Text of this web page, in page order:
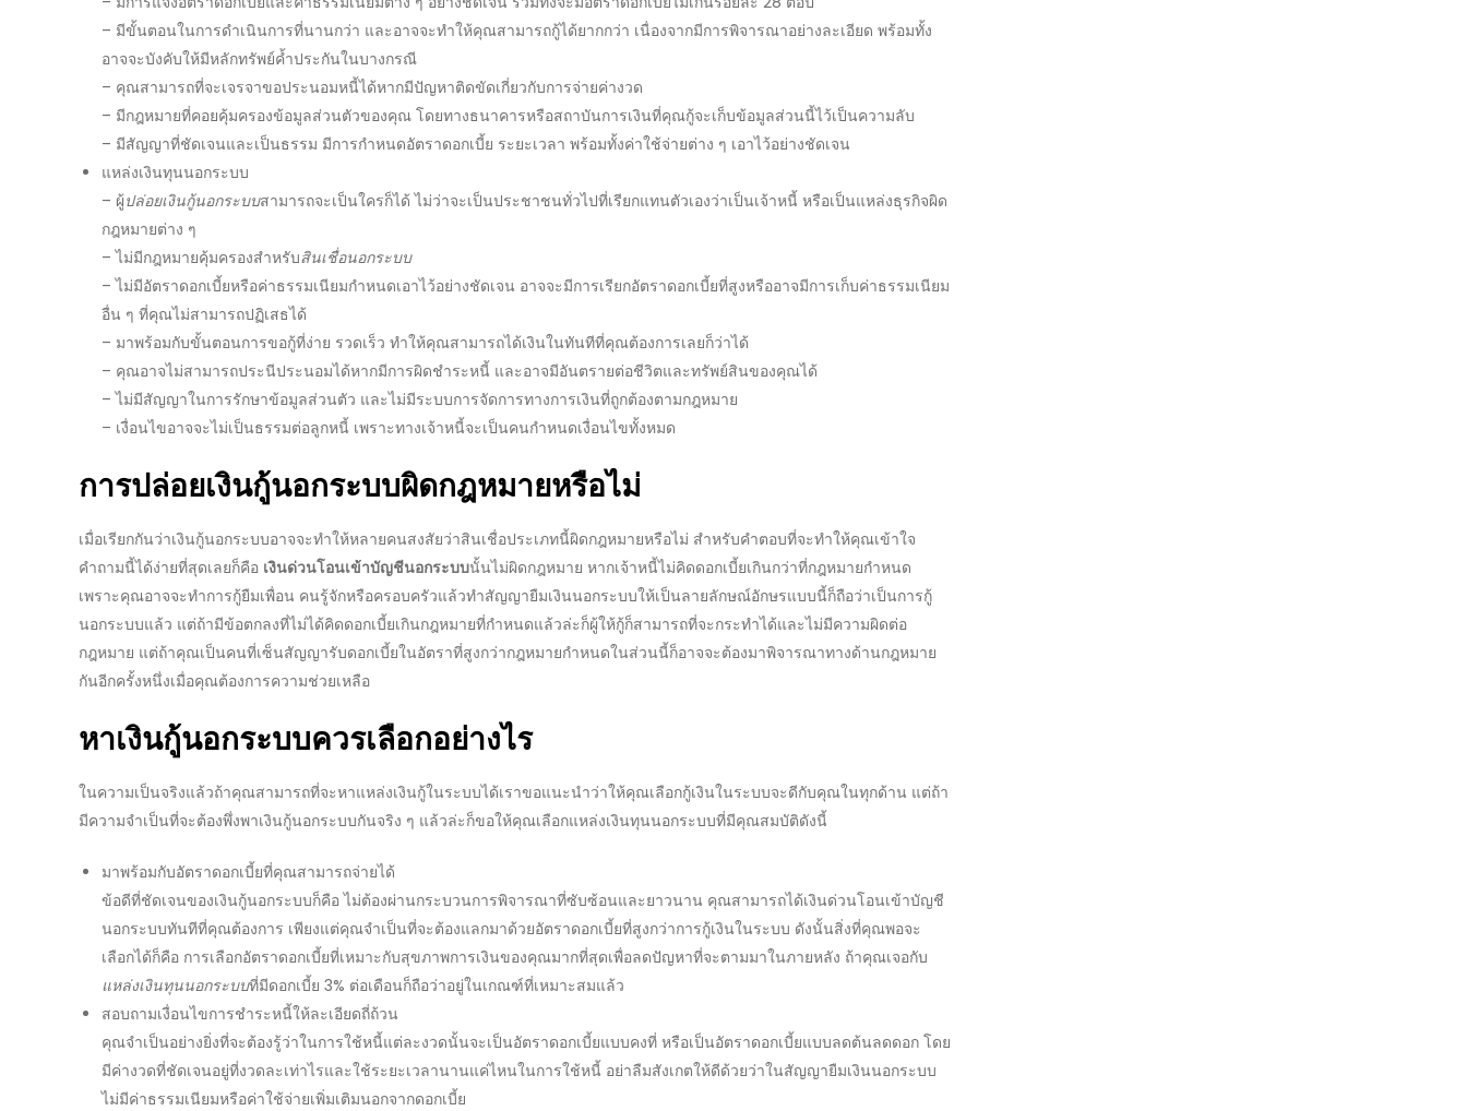
– มีขั้นตอนในการดำเนินการที่นานกว่า และอาจจะทำให้คุณสามารถกู้ได้ยากกว่า เนื่องจากมีการพิจารณาอย่างละเอียด พร้อมทั้ง
อาจจะบังคับให้มีหลักทรัพย์ค้ำประกันในบางกรณี
– คุณสามารถที่จะเจรจาขอประนอมหนี้ได้หากมีปัญหาติดขัดเกี่ยวกับการจ่ายค่างวด
– มีกฎหมายที่คอยคุ้มครองข้อมูลส่วนตัวของคุณ โดยทางธนาคารหรือสถาบันการเงินที่คุณกู้จะเก็บข้อมูลส่วนนี้ไว้เป็นความลับ
– มีสัญญาที่ชัดเจนและเป็นธรรม มีการกำหนดอัตราดอกเบี้ย ระยะเวลา พร้อมทั้งค่าใช้จ่ายต่าง ๆ เอาไว้อย่างชัดเจน
แหล่งเงินทุนนอกระบบ
– ผู้ปล่อยเงินกู้นอกระบบสามารถจะเป็นใครก็ได้ ไม่ว่าจะเป็นประชาชนทั่วไปที่เรียกแทนตัวเองว่าเป็นเจ้าหนี้ หรือเป็นแหล่งธุรกิจผิด
กฎหมายต่าง ๆ
– ไม่มีกฎหมายคุ้มครองสำหรับสินเชื่อนอกระบบ
– ไม่มีอัตราดอกเบี้ยหรือค่าธรรมเนียมกำหนดเอาไว้อย่างชัดเจน อาจจะมีการเรียกอัตราดอกเบี้ยที่สูงหรืออาจมีการเก็บค่าธรรมเนียม
อื่น ๆ ที่คุณไม่สามารถปฏิเสธได้
– มาพร้อมกับขั้นตอนการขอกู้ที่ง่าย รวดเร็ว ทำให้คุณสามารถได้เงินในทันทีที่คุณต้องการเลยก็ว่าได้
– คุณอาจไม่สามารถประนีประนอมได้หากมีการผิดชำระหนี้ และอาจมีอันตรายต่อชีวิตและทรัพย์สินของคุณได้
– ไม่มีสัญญาในการรักษาข้อมูลส่วนตัว และไม่มีระบบการจัดการทางการเงินที่ถูกต้องตามกฎหมาย
– เงื่อนไขอาจจะไม่เป็นธรรมต่อลูกหนี้ เพราะทางเจ้าหนี้จะเป็นคนกำหนดเงื่อนไขทั้งหมด
การปล่อยเงินกู้นอกระบบผิดกฎหมายหรือไม่
เมื่อเรียกกันว่าเงินกู้นอกระบบอาจจะทำให้หลายคนสงสัยว่าสินเชื่อประเภทนี้ผิดกฎหมายหรือไม่ สำหรับคำตอบที่จะทำให้คุณเข้าใจ
คำถามนี้ได้ง่ายที่สุดเลยก็คือ เงินด่วนโอนเข้าบัญชีนอกระบบนั้นไม่ผิดกฎหมาย หากเจ้าหนี้ไม่คิดดอกเบี้ยเกินกว่าที่กฎหมายกำหนด
เพราะคุณอาจจะทำการกู้ยืมเพื่อน คนรู้จักหรือครอบครัวแล้วทำสัญญายืมเงินนอกระบบให้เป็นลายลักษณ์อักษรแบบนี้ก็ถือว่าเป็นการกู้
นอกระบบแล้ว แต่ถ้ามีข้อตกลงที่ไม่ได้คิดดอกเบี้ยเกินกฎหมายที่กำหนดแล้วล่ะก็ผู้ให้กู้ก็สามารถที่จะกระทำได้และไม่มีความผิดต่อ
กฎหมาย แต่ถ้าคุณเป็นคนที่เซ็นสัญญารับดอกเบี้ยในอัตราที่สูงกว่ากฎหมายกำหนดในส่วนนี้ก็อาจจะต้องมาพิจารณาทางด้านกฎหมาย
กันอีกครั้งหนึ่งเมื่อคุณต้องการความช่วยเหลือ
หาเงินกู้นอกระบบควรเลือกอย่างไร
ในความเป็นจริงแล้วถ้าคุณสามารถที่จะหาแหล่งเงินกู้ในระบบได้เราขอแนะนำว่าให้คุณเลือกกู้เงินในระบบจะดีกับคุณในทุกด้าน แต่ถ้า
มีความจำเป็นที่จะต้องพึ่งพาเงินกู้นอกระบบกันจริง ๆ แล้วล่ะก็ขอให้คุณเลือกแหล่งเงินทุนนอกระบบที่มีคุณสมบัติดังนี้
มาพร้อมกับอัตราดอกเบี้ยที่คุณสามารถจ่ายได้
ข้อดีที่ชัดเจนของเงินกู้นอกระบบก็คือ ไม่ต้องผ่านกระบวนการพิจารณาที่ซับซ้อนและยาวนาน คุณสามารถได้เงินด่วนโอนเข้าบัญชี
นอกระบบทันทีที่คุณต้องการ เพียงแต่คุณจำเป็นที่จะต้องแลกมาด้วยอัตราดอกเบี้ยที่สูงกว่าการกู้เงินในระบบ ดังนั้นสิ่งที่คุณพอจะ
เลือกได้ก็คือ การเลือกอัตราดอกเบี้ยที่เหมาะกับสุขภาพการเงินของคุณมากที่สุดเพื่อลดปัญหาที่จะตามมาในภายหลัง ถ้าคุณเจอกับ
แหล่งเงินทุนนอกระบบที่มีดอกเบี้ย 3% ต่อเดือนก็ถือว่าอยู่ในเกณฑ์ที่เหมาะสมแล้ว
สอบถามเงื่อนไขการชำระหนี้ให้ละเอียดถี่ถ้วน
คุณจำเป็นอย่างยิ่งที่จะต้องรู้ว่าในการใช้หนี้แต่ละงวดนั้นจะเป็นอัตราดอกเบี้ยแบบคงที่ หรือเป็นอัตราดอกเบี้ยแบบลดต้นลดดอก โดย
มีค่างวดที่ชัดเจนอยู่ที่งวดละเท่าไรและใช้ระยะเวลานานแค่ไหนในการใช้หนี้ อย่าลืมสังเกตให้ดีด้วยว่าในสัญญายืมเงินนอกระบบ
ไม่มีค่าธรรมเนียมหรือค่าใช้จ่ายเพิ่มเติมนอกจากดอกเบี้ย